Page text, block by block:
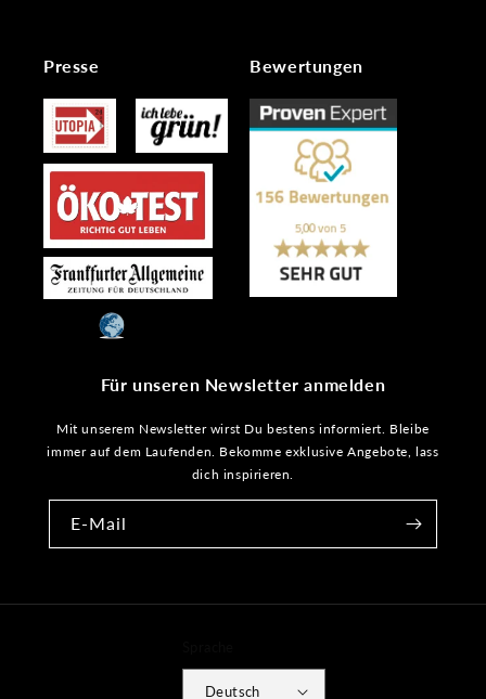
Presse Bewertungen
Für unseren Newsletter anmelden
Mit unserem Newsletter wirst Du bestens informiert. Bleibe
immer auf dem Laufenden. Bekomme exklusive Angebote, lass
dich inspirieren.
E-Mail
Deutsch